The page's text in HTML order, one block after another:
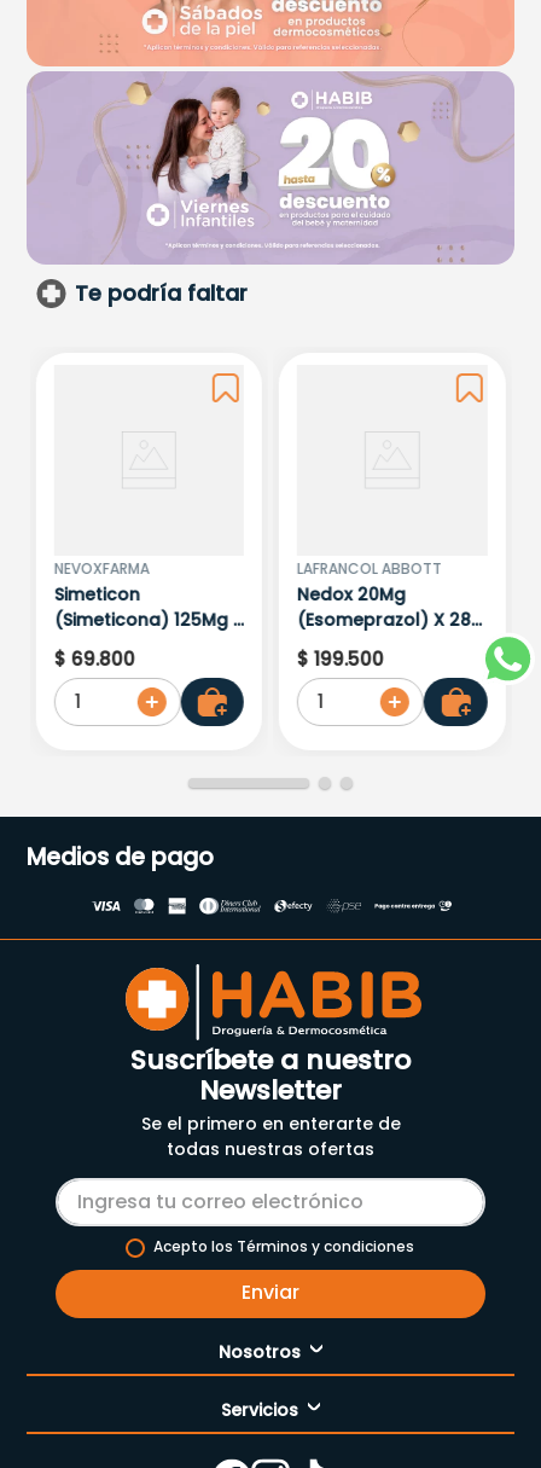
Te podría faltar
NEVOXFARMA
Simeticon
(Simeticona) 125Mg X
20 Tabletas
$ 69.800
1
LAFRANCOL ABBOTT
Nedox 20Mg
(Esomeprazol) X 28
Capsulas
$ 199.500
1
Medios de pago
Suscríbete a nuestro
Newsletter
Se el primero en enterarte de
todas nuestras ofertas
Acepto los Términos y condiciones
Enviar
Nosotros
Nuestra empresa
Servicios